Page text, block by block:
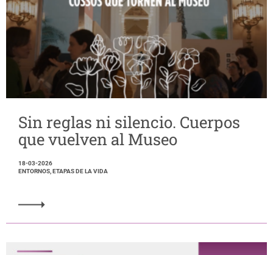
Sin reglas ni silencio. Cuerpos
que vuelven al Museo
18-03-2026
ENTORNOS, ETAPAS DE LA VIDA